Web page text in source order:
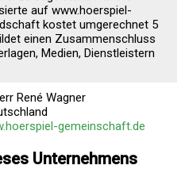
auf www.hoerspiel-
kostet umgerechnet 5
einen Zusammenschluss
Medien, Dienstleistern
René Wagner
gemeinschaft.de
Unternehmens